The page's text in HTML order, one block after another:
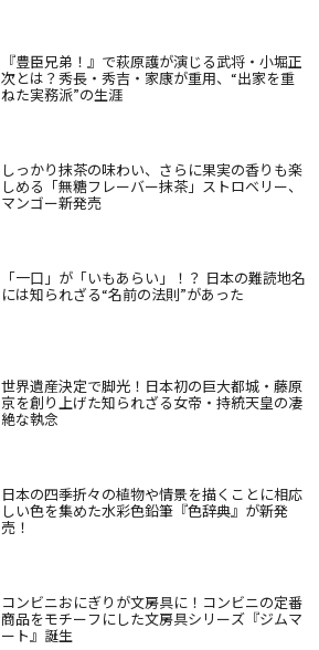
『豊臣兄弟！』で萩原護が演じる武将・小堀正
次とは？秀長・秀吉・家康が重用、“出家を重
ねた実務派”の生涯
しっかり抹茶の味わい、さらに果実の香りも楽
しめる「無糖フレーバー抹茶」ストロベリー、
マンゴー新発売
「一口」が「いもあらい」！？ 日本の難読地名
には知られざる“名前の法則”があった
世界遺産決定で脚光！日本初の巨大都城・藤原
京を創り上げた知られざる女帝・持統天皇の凄
絶な執念
日本の四季折々の植物や情景を描くことに相応
しい色を集めた水彩色鉛筆『色辞典』が新発
売！
コンビニおにぎりが文房具に！コンビニの定番
商品をモチーフにした文房具シリーズ『ジムマ
ート』誕生